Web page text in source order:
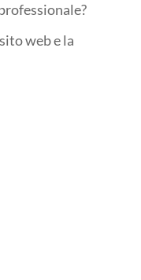
web e la